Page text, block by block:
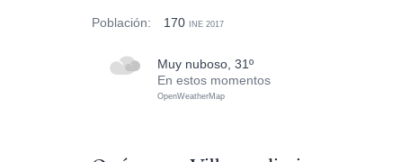
Población: 170 INE 2017
muy nuboso, 31º
En estos momentos
OpenWeatherMap